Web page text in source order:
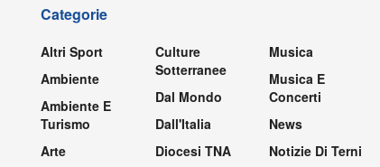
Categorie
Altri Sport
Ambiente
Ambiente E
Turismo
Arte
Culture
Sotterranee
Dal Mondo
Dall'Italia
Diocesi TNA
Musica
Musica E
Concerti
News
Notizie Di Terni